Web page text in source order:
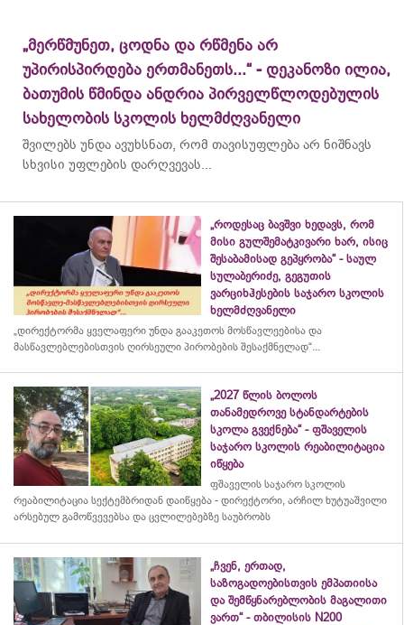
„მერწმუნეთ, ცოდნა და რწმენა არ
უპირისპირდება ერთმანეთს...“ - დეკანოზი ილია,
ბათუმის წმინდა ანდრია პირველწლოდებულის
სახელობის სკოლის ხელმძღვანელი
შვილებს უნდა ავუხსნათ, რომ თავისუფლება არ ნიშნავს
სხვისი უფლების დარღვევას...
„როდესაც ბავშვი ხედავს, რომ
მისი გულშემატკივარი ხარ, ისიც
შესაბამისად გეპყრობა“ - საულ
სულაბერიძე, გეგუთის
ვარციხჰესების საჯარო სკოლის
ხელმძღვანელი
„დირექტორმა ყველაფერი უნდა გააკეთოს მოსწავლეებისა და
მასწავლებლებისთვის ღირსეული პირობების შესაქმნელად“...
„2027 წლის ბოლოს
თანამედროვე სტანდარტების
სკოლა გვექნება“ - ფშაველის
საჯარო სკოლის რეაბილიტაცია
იწყება
ფშაველის საჯარო სკოლის
რეაბილიტაცია სექტემბრიდან დაიწყება - დირექტორი, არჩილ ხუტუაშვილი
არსებულ გამოწვევებსა და ცვლილებებზე საუბრობს
„ჩვენ, ერთად,
საზოგადოებისთვის ემპათიისა
და შემწყნარებლობის მაგალითი
ვართ“ - თბილისის N200